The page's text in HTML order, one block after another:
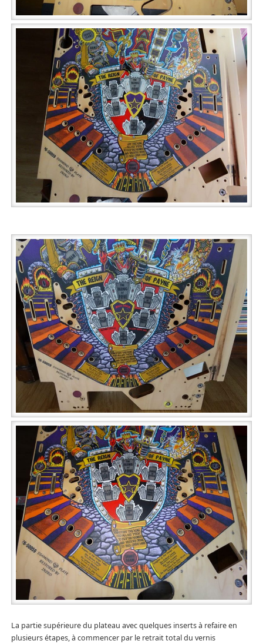
La partie supérieure du plateau avec quelques inserts à refaire en
plusieurs étapes, à commencer par le retrait total du vernis